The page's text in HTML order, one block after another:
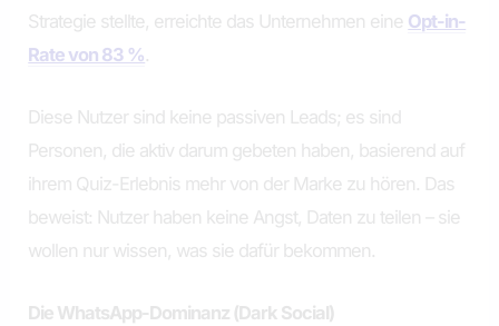
Strategie stellte, erreichte das Unternehmen eine Opt-in-
Rate von 83 %.
Diese Nutzer sind keine passiven Leads; es sind
Personen, die aktiv darum gebeten haben, basierend auf
ihrem Quiz-Erlebnis mehr von der Marke zu hören. Das
beweist: Nutzer haben keine Angst, Daten zu teilen – sie
wollen nur wissen, was sie dafür bekommen.
Die WhatsApp-Dominanz (Dark Social)